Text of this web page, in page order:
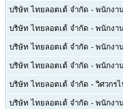
บริษัท ไทยลอตเต้ จำกัด - พนักงา
บริษัท ไทยลอตเต้ จำกัด - พนักงา
บริษัท ไทยลอตเต้ จำกัด - พนักงา
บริษัท ไทยลอตเต้ จำกัด - พนักงา
บริษัท ไทยลอตเต้ จำกัด - วิศวกร
บริษัท ไทยลอตเต้ จำกัด - พนักงา